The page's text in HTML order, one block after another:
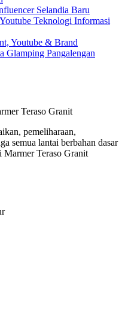
Selandia Baru
Teknologi Informasi
Youtube & Brand
Glamping Pangalengan
pemeliharaan,
semua lantai berbahan dasar
Marmer Teraso Granit